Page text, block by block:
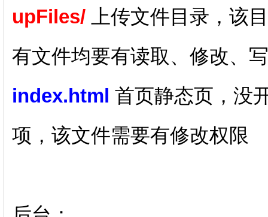
upFiles/上传文件目录，该
有文件均要有读取、修改、
index.html 首页静态页，没
项，该文件需要有修改权限